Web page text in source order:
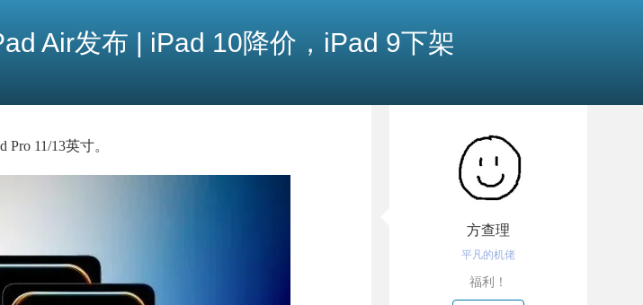
Air发布 | iPad 10降价，iPad 9下架
11/13英寸。
方查理
平凡的机佬
福利！